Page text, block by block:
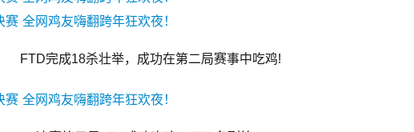
FTD完成18杀壮举，成功在第二局赛事中吃鸡!